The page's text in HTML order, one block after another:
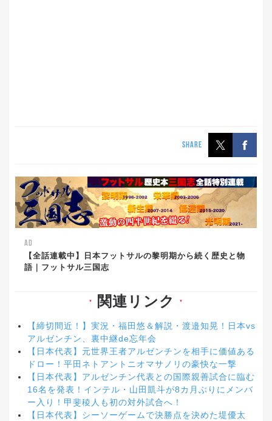
SHARE
AD
【全話連載中】日本フットサルの黎明期から続く歴史と物
語｜フットサル三国志
▼ 関連リンク ▼
【締切間近！】実況・福田悠＆解説・渡邉知晃！日本vs
アルゼンチン、裏中継de忘年会
【日本代表】元世界王者アルゼンチンを相手に価値ある
ドロー！平田ネトアントニオマサノリの豪快な一撃
【日本代表】アルゼンチン代表との国際親善試合に臨む
16名を発表！インテル・山田凱斗が8カ月ぶりにメンバ
ー入り！甲斐稜人も初の対外試合へ！
【日本代表】シーソーゲームで決勝点を決めた堤優太